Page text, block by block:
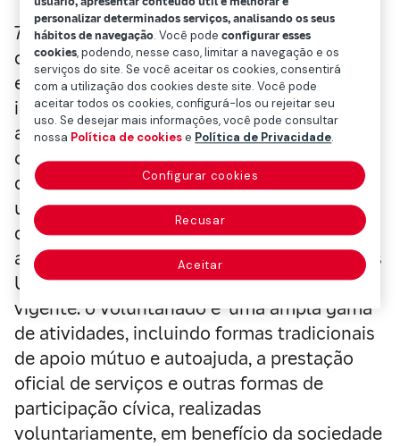
70% ocorre de forma informal, ou seja, fora
de organizações estabelecidas, seja em
escolas, hospitais, associações de bairro,
iniciativas ambientais ou acompanhando
aqueles que passam por momentos
complexos. Uma rede silenciosa, mas
decisiva, confirma que estamos diante de
uma das forças sociais mais valiosas para o
desenvolvimento sustentável. A definição
aprovada pela Assembleia Geral das Nações
Unidas em 2002 continua plenamente
vigente: o voluntariado é ‘uma ampla gama
de atividades, incluindo formas tradicionais
de apoio mútuo e autoajuda, a prestação
oficial de serviços e outras formas de
participação cívica, realizadas
voluntariamente, em benefício da sociedade
personalizar determinados serviços, analisando os seus
hábitos de navegação. Você podeconfigurar esses
cookies, podendo, nesse caso, limitar a navegação e os
serviços do site. Se você aceitar os cookies, consentirá
com a utilização dos cookies deste site. Você pode
aceitar todos os cookies, configurá-los ou rejeitar seu
uso. Se desejar mais informações, você pode consultar
nossa Política de cookiese Política de Privacidade.
Configurar cookies
Recusar
Aceitar